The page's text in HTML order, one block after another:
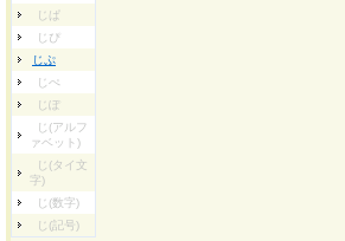
じぱ
じぴ
じぷ
じぺ
じぽ
じ(アルフ
ァベット)
じ(タイ文
字)
じ(数字)
じ(記号)